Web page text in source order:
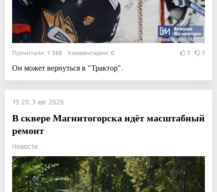
Прочитали: 1 588 Комментарии: 0 5 3
Он может вернуться в "Трактор".
15:20, 3 авг 2026
В сквере Магнитогорска идёт масштабный
ремонт
Новости